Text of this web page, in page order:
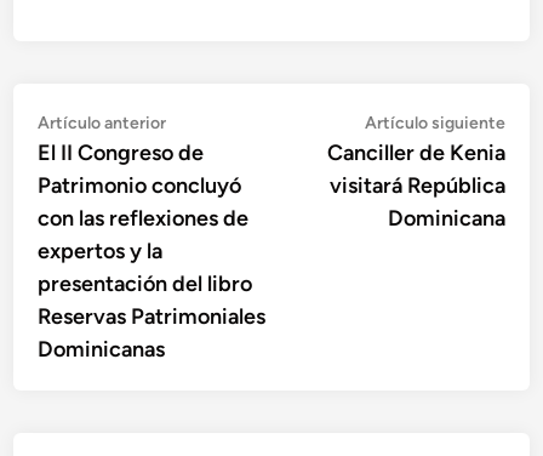
Navegación
de
entradas
Artículo anteriorArtículo
anterior:
El II Congreso de
Patrimonio concluyó
con las reflexiones de
expertos y la
presentación del libro
Reservas Patrimoniales
Dominicanas
Artículo siguiente
Canciller de Kenia
visitará República
Dominicana